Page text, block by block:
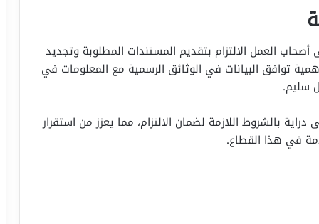
العمل الالتزام بتقديم المستندات المطلوبة وتجديد
توافق البيانات في الوثائق الرسمية مع المعلومات في
سليم.
بالشروط اللازمة لضمان الالتزام، مما يعزز من استقرار
في هذا القطاع.